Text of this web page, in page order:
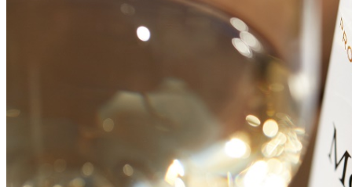
搜索文章 搜索
搜索文章 搜索
澳大利亚-新西兰
搜索文章 搜索